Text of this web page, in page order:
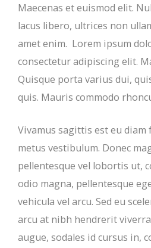
Maecenas et euismod elit.
lacus libero, ultrices non
amet enim. Lorem ipsum
consectetur adipiscing elit.
Quisque porta varius dui,
quis. Mauris commodo
Vivamus sagittis est eu
metus vestibulum. Donec
pellentesque vel lobortis ut,
odio magna, pellentesque
vehicula vel arcu. Sed eu
arcu at nibh hendrerit
augue, sodales id cursus in,